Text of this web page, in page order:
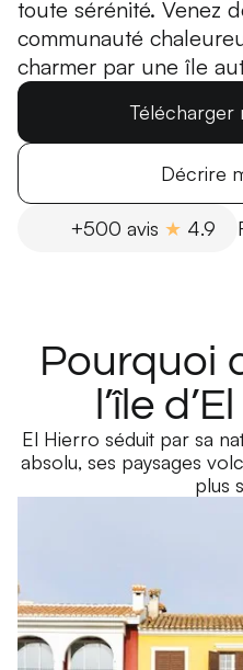
toute sérénité. Venez
communauté
charmer par une île
Télécharger
Décrire
+500 avis ★ 4.9
Pourquoi
l’île
El Hierro séduit par sa
absolu, ses paysages
plus